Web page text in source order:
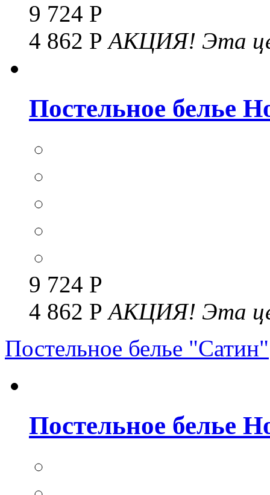
9 724 Р
4 862 РАКЦИЯ! Эта
Постельное белье
9 724 Р
4 862 РАКЦИЯ! Эта
Постельное белье "Сатин"
Постельное белье